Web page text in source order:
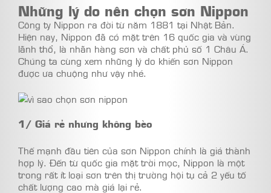
Những lý do nên chọn sơn Nippon
Công ty Nippon ra đời từ năm 1881 tại Nhật Bản.
Hiện nay, Nippon đã có mặt trên 16 quốc gia và vùng
lãnh thổ, là nhãn hàng sơn và chất phủ số 1 Châu Á.
Chúng ta cùng xem những lý do khiến sơn Nippon
được ưa chuộng như vậy nhé.
1/ Giá rẻ nhưng không bèo
Thế mạnh đầu tiên của sơn Nippon chính là giá thành
hợp lý. Đến từ quốc gia mặt trời mọc, Nippon là một
trong rất ít loại sơn trên thị trường hội tụ cả 2 yếu tố
chất lượng cao mà giá lại rẻ.